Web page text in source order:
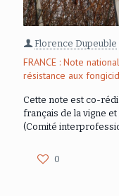
Florence Dupeuble
FRANCE : Note
résistance aux
Cette note est co-
français de la vigne et
(Comité
0